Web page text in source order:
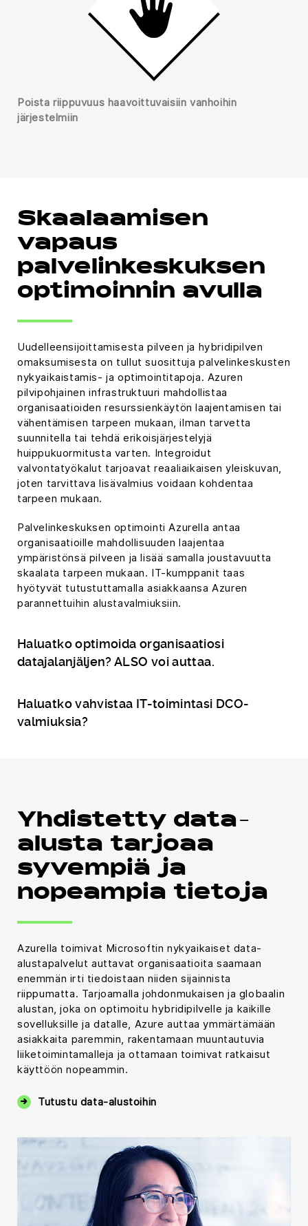
Poista riippuvuus haavoittuvaisiin vanhoihin
järjestelmiin
Skaalaamisen
vapaus
palvelinkeskuksen
optimoinnin avulla
Uudelleensijoittamisesta pilveen ja hybridipilven
omaksumisesta on tullut suosittuja palvelinkeskusten
nykyaikaistamis- ja optimointitapoja. Azuren
pilvipohjainen infrastruktuuri mahdollistaa
organisaatioiden resurssienkäytön laajentamisen tai
vähentämisen tarpeen mukaan, ilman tarvetta
suunnitella tai tehdä erikoisjärjestelyjä
huippukuormitusta varten. Integroidut
valvontatyökalut tarjoavat reaaliaikaisen yleiskuvan,
joten tarvittava lisävalmius voidaan kohdentaa
tarpeen mukaan.
Palvelinkeskuksen optimointi Azurella antaa
organisaatioille mahdollisuuden laajentaa
ympäristönsä pilveen ja lisää samalla joustavuutta
skaalata tarpeen mukaan. IT-kumppanit taas
hyötyvät tutustuttamalla asiakkaansa Azuren
parannettuihin alustavalmiuksiin.
Haluatko optimoida organisaatiosi
datajalanjäljen? ALSO voi auttaa.
Haluatko vahvistaa IT-toimintasi DCO-
valmiuksia?
Yhdistetty data-
alusta tarjoaa
syvempiä ja
nopeampia tietoja
Azurella toimivat Microsoftin nykyaikaiset data-
alustapalvelut auttavat organisaatioita saamaan
enemmän irti tiedoistaan niiden sijainnista
riippumatta. Tarjoamalla johdonmukaisen ja globaalin
alustan, joka on optimoitu hybridipilvelle ja kaikille
sovelluksille ja datalle, Azure auttaa ymmärtämään
asiakkaita paremmin, rakentamaan muuntautuvia
liiketoimintamalleja ja ottamaan toimivat ratkaisut
käyttöön nopeammin.
Tutustu data-alustoihin